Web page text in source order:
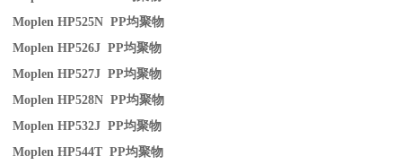
Moplen HP525N PP均聚物
Moplen HP526J PP均聚物
Moplen HP527J PP均聚物
Moplen HP528N PP均聚物
Moplen HP532J PP均聚物
Moplen HP544T PP均聚物